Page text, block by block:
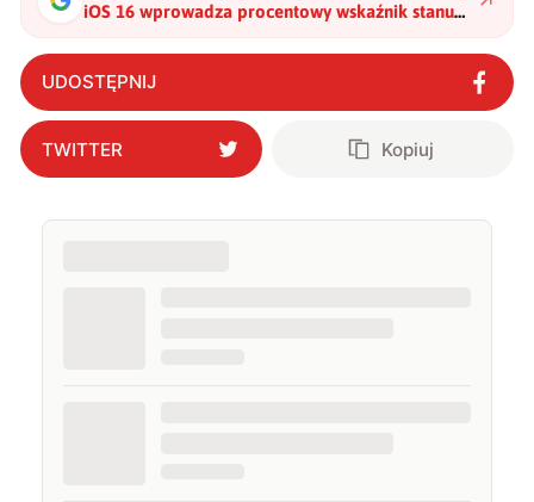
iOS 16 wprowadza procentowy wskaźnik stanu
baterii we wszystkich iPhone’ach z Face ID"?
UDOSTĘPNIJ
TWITTER Kopiuj